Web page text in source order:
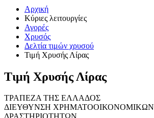
Αρχική
Κύριες λειτουργίες
Αγορές
Χρυσός
Δελτία τιμών χρυσού
Τιμή Χρυσής Λίρας
Τιμή Χρυσής Λίρας
ΤΡΑΠΕΖΑ ΤΗΣ ΕΛΛΑΔΟΣ
ΔΙΕΥΘΥΝΣΗ ΧΡΗΜΑΤΟΟΙΚΟΝΟΜΙΚΩΝ